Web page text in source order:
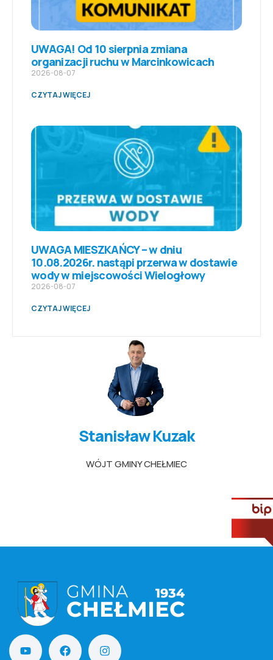
UWAGA! Od 10 sierpnia zmiana
organizacji ruchu w Marcinkowicach
2026-08-07
CZYTAJ WIĘCEJ
UWAGA MIESZKAŃCY – w dniu
10.08.2026r. nastąpi przerwa w dostawie
wody w miejscowości Wielogłowy
2026-08-07
CZYTAJ WIĘCEJ
Stanisław Kuzak
WÓJT GMINY CHEŁMIEC